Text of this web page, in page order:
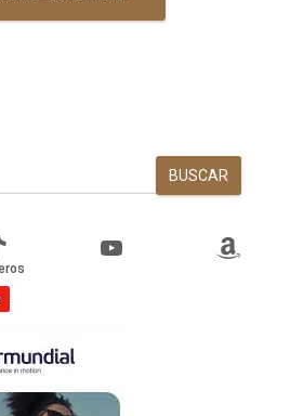
BUSCAR
YouTube Amazon